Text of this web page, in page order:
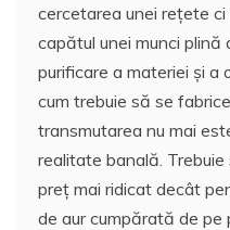
cercetarea unei reţete
capătul unei munci plină
purificare a materiei şi a
cum trebuie să se
transmutarea nu mai
realitate banală.
preţ mai ridicat decât
de aur cumpărată de